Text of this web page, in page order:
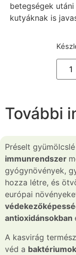
betegségek
kutyáknak is
További
Préselt
immunrendszer
gyógynövények,
hozza létre, és
európai
védekező
antioxidánsokban
A kasvirág
véd a baktériu­mok